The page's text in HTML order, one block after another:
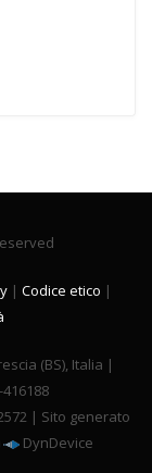
| Codice etico |
(BS), Italia |
416188
| Sito generato
DynDevice